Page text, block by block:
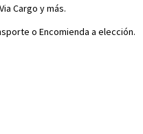
Cargo y más.
o Encomienda a elección.